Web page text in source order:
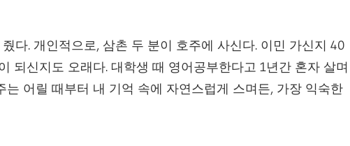
다. 개인적으로, 삼촌 두 분이 호주에 사신다. 이민 가신지 40
되신지도 오래다. 대학생 때 영어공부한다고 1년간 혼자 살며
어릴 때부터 내 기억 속에 자연스럽게 스며든, 가장 익숙한